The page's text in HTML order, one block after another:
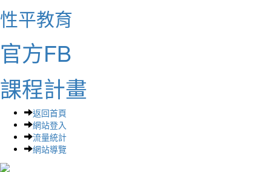
性平教育
官方FB
課程計畫
返回首頁
網站登入
流量統計
網站導覽